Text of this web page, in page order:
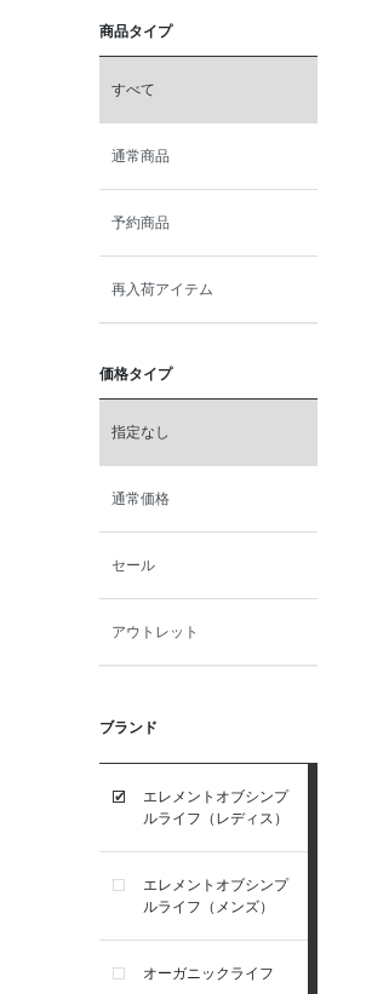
商品タイプ
すべて
通常商品
予約商品
再入荷アイテム
価格タイプ
指定なし
通常価格
セール
アウトレット
ブランド
エレメントオブシンプ
ルライフ（レディス）
エレメントオブシンプ
ルライフ（メンズ）
オーガニックライフ